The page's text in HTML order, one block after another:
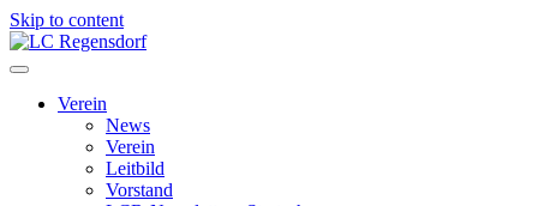
Skip to content
LC Regensdorf
Verein
News
Verein
Leitbild
Vorstand